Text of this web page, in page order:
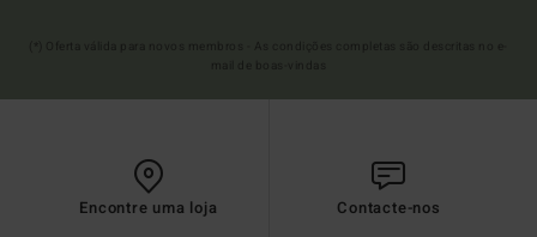
Encontre uma loja Contacte-nos